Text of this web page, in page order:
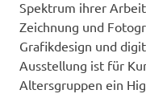
Spektrum ihrer
Zeichnung und
Grafikdesign und
Ausstellung ist für
Altersgruppen ein